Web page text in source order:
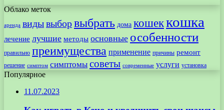
Облако меток
аренда видывыборвыбрать дома кошеккошка
лечение лучшие методы основные особенности
правильно преимущества применение причины ремонт
решение симптом симптомы советы современные услуги установка
Популярное
11.07.2023